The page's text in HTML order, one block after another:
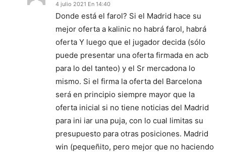
4 julio 2021 En 14:40
Donde está el farol? Si el Madrid hace su
mejor oferta a kalinic no habrá farol, habrá
oferta Y luego que el jugador decida (sólo
puede presentar una oferta firmada en acb
para lo del tanteo) y el Sr mercadona lo
mismo. Si el firma la oferta del Barcelona
será en principio siempre mayor que la
oferta inicial si no tiene noticias del Madrid
para ini iar una puja, con lo cual limitas su
presupuesto para otras posiciones. Madrid
win (pequeñito, pero mejor que no haciendo